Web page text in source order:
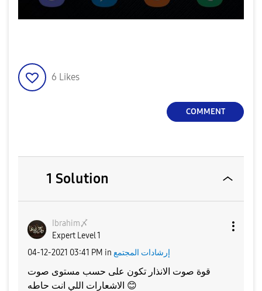
6 Likes
COMMENT
1 Solution
Ibrahim〆
Expert Level 1
‎04-12-2021 03:41 PM in إرشادات المجتمع
قوة صوت الانذار تكون على حسب مستوى صوت
😊